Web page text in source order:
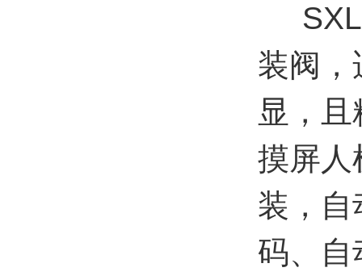
装阀，
显，
摸屏人
装，自
码、自